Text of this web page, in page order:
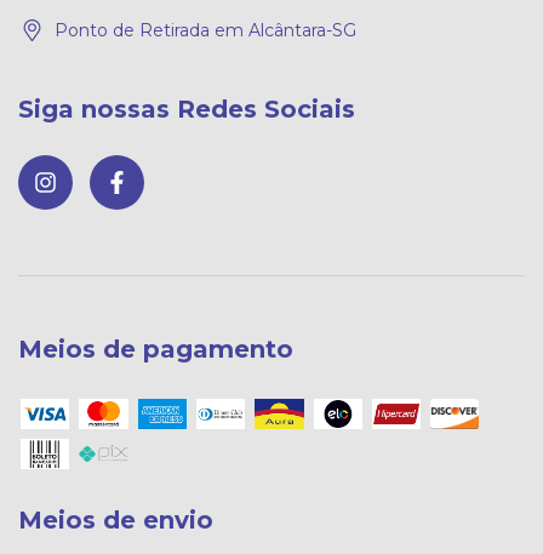
Ponto de Retirada em Alcântara-SG
Siga nossas Redes Sociais
Meios de pagamento
Meios de envio